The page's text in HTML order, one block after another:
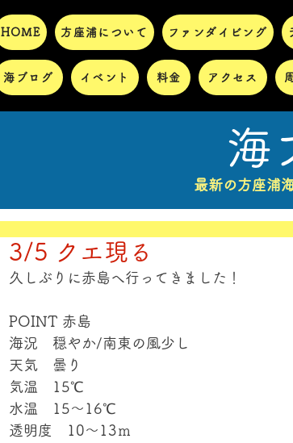
HOME 方座浦について ファンダイビング
海ブログ イベント 料金 アクセス
海
最新の方座浦
3/5 クエ現る
久しぶりに赤島へ行ってきました！
POINT 赤島
海況　穏やか/南東の風少し
天気　曇り
気温　15℃
水温　15～16℃
透明度　10～13ｍ